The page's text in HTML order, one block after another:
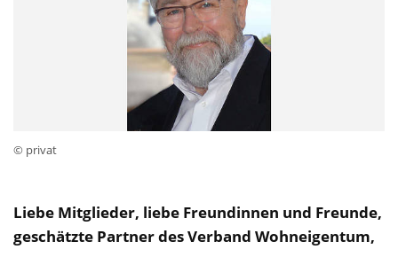
© privat
Liebe Mitglieder, liebe Freundinnen und Freunde,
geschätzte Partner des Verband Wohneigentum,